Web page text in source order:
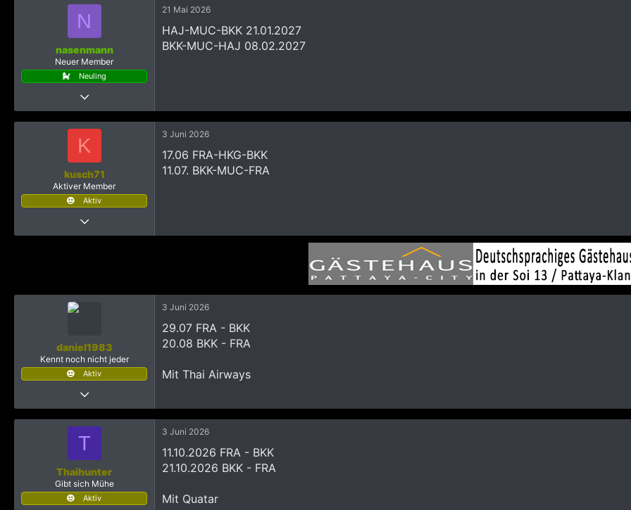
N
nasenmann
Neuer Member
Neuling
7
21 Mai 2026
HAJ-MUC-BKK 21.01.2027
BKK-MUC-HAJ 08.02.2027
K
kusch71
Aktiver Member
Aktiv
8 September 2017
101
3 Juni 2026
17.06 FRA-HKG-BKK
11.07. BKK-MUC-FRA
daniel1983
Kennt noch nicht jeder
Aktiv
55
3 Juni 2026
29.07 FRA - BKK
20.08 BKK - FRA
Mit Thai Airways
T
Thaihunter
Gibt sich Mühe
Aktiv
3 Juni 2026
11.10.2026 FRA - BKK
21.10.2026 BKK - FRA
Mit Quatar